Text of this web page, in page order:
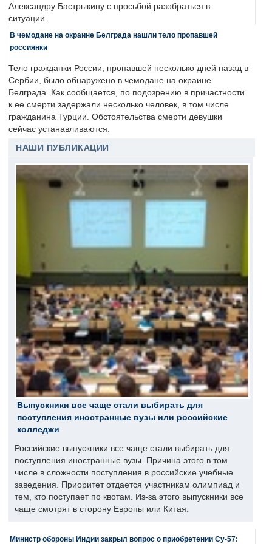
Александру Бастрыкину с просьбой разобраться в
ситуации.
В чемодане на окраине Белграда нашли тело пропавшей
россиянки
Тело гражданки России, пропавшей несколько дней назад в
Сербии, было обнаружено в чемодане на окраине
Белграда. Как сообщается, по подозрению в причастности
к ее смерти задержали несколько человек, в том числе
гражданина Турции. Обстоятельства смерти девушки
сейчас устанавливаются.
НАШИ ПУБЛИКАЦИИ
Выпускники все чаще стали выбирать для
поступления иностранные вузы или российские
колледжи
Российские выпускники все чаще стали выбирать для
поступления иностранные вузы. Причина этого в том
числе в сложности поступления в российские учебные
заведения. Приоритет отдается участникам олимпиад и
тем, кто поступает по квотам. Из-за этого выпускники все
чаще смотрят в сторону Европы или Китая.
Министр обороны Индии закрыл вопрос о приобретении Су-57: